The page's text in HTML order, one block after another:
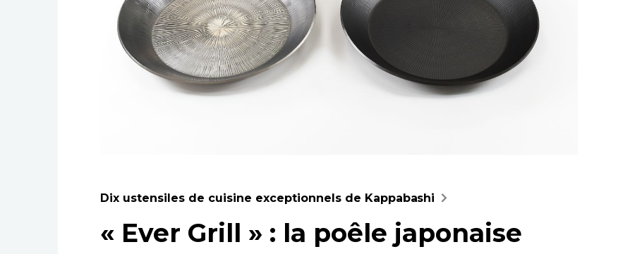
Dix ustensiles de cuisine exceptionnels de Kappabashi
« Ever Grill » : la poêle japonaise